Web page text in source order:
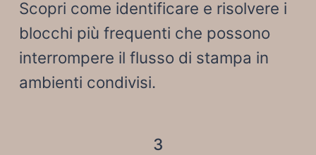
Scopri come identificare e risolvere i
blocchi più frequenti che possono
interrompere il flusso di stampa in
ambienti condivisi.
3